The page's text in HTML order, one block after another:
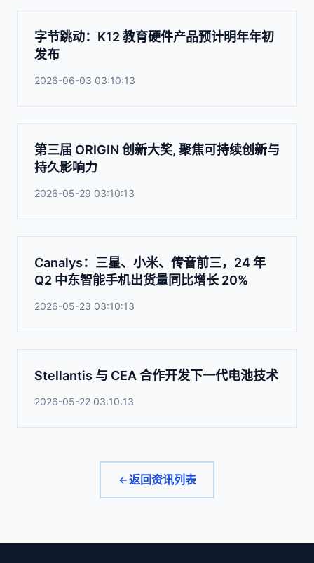
字节跳动：K12 教育硬件产品预计明年年初
发布
2026-06-03 03:10:13
第三届 ORIGIN 创新大奖, 聚焦可持续创新与
持久影响力
2026-05-29 03:10:13
Canalys：三星、小米、传音前三，24 年
Q2 中东智能手机出货量同比增长 20%
2026-05-23 03:10:13
Stellantis 与 CEA 合作开发下一代电池技术
2026-05-22 03:10:13
返回资讯列表